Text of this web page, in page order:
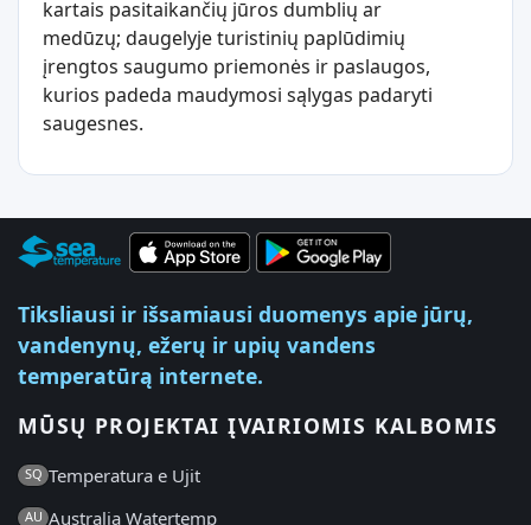
kartais pasitaikančių jūros dumblių ar
medūzų; daugelyje turistinių paplūdimių
įrengtos saugumo priemonės ir paslaugos,
kurios padeda maudymosi sąlygas padaryti
saugesnes.
Tiksliausi ir išsamiausi duomenys apie jūrų,
vandenynų, ežerų ir upių vandens
temperatūrą internete.
MŪSŲ PROJEKTAI ĮVAIRIOMIS KALBOMIS
SQ Temperatura e Ujit
AU Australia Watertemp